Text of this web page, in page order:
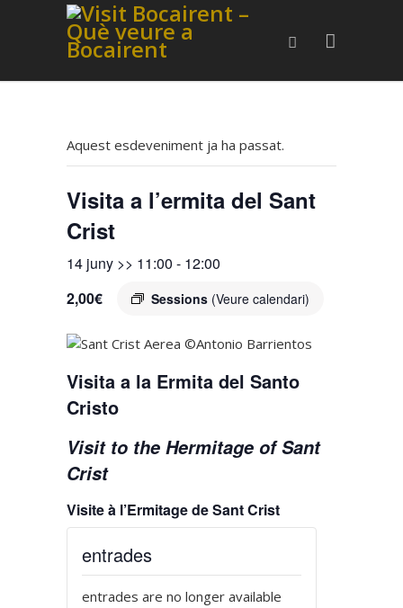
Aquest esdeveniment ja ha passat.
Visita a l’ermita del Sant
Crist
14 juny >> 11:00 - 12:00
Sessions (Veure calendari)
2,00€
Visita a la Ermita del Santo
Cristo
Visit to the Hermitage of Sant
Crist
Visite à l’Ermitage de Sant Crist
entrades
entrades are no longer available